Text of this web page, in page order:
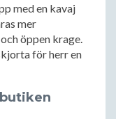
med en kavaj
mer
öppen krage.
för herr en